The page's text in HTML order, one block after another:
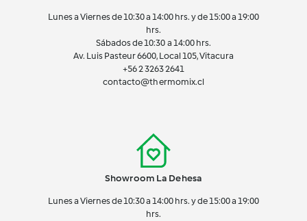
Lunes a Viernes de 10:30 a 14:00 hrs. y de 15:00 a 19:00
hrs.
Sábados de 10:30 a 14:00 hrs.
Av. Luis Pasteur 6600, Local 105, Vitacura
+56 2 3263 2641
contacto@thermomix.cl
Showroom La Dehesa
Lunes a Viernes de 10:30 a 14:00 hrs. y de 15:00 a 19:00
hrs.